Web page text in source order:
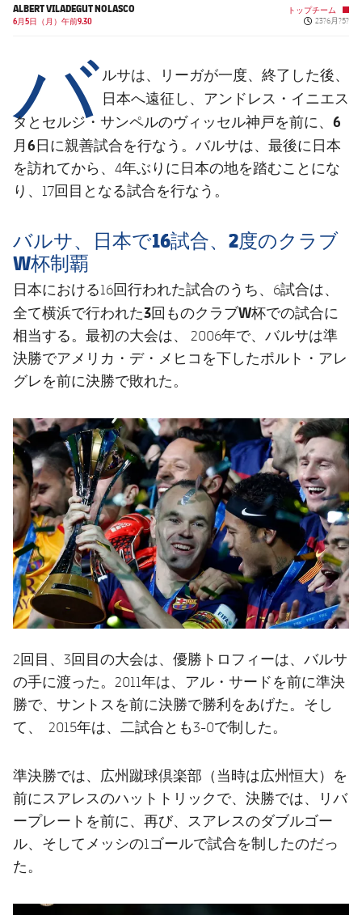
結果
順位表
スケジュール
チケット
結果
順位表
トップチーム
plusicon
label.aria.plus
スケジュール
チケット
結果
順位表
ALBERT VILADEGUT NOLASCO
6月5日（月）午前9.30
トップチーム
Published
23?6月?5?
バ ルサは、リーガが一度、終了した後、
日本へ遠征し、 アンドレス・イニエス
タ とセルジ・サンペルのヴィッセル神戸を前に、 6
月6日に親善試合を行なう。バルサは、最後に日本
を訪れてから、4年ぶりに日本の地を踏むことにな
り、17回目となる試合を行なう。
バルサ、日本で16試合、2度のクラブ
W杯制覇
日本における16回行われた試合のうち、6試合は、
全て横浜で行われた3回ものクラブW杯での試合に
相当する。最初の大会は、 2006年で、バルサは準
決勝でアメリカ・デ・メヒコを下したポルト・アレ
グレを前に決勝で敗れた。
2回目、3回目の大会は、優勝トロフィーは、バルサ
の手に渡った。2011年は、アル・サードを前に準決
勝で、サントスを前に決勝で勝利をあげた。そし
て、 2015年は、二試合とも3-0で制した。
準決勝では、広州蹴球倶楽部（当時は広州恒大）を
前にスアレスのハットトリックで、決勝では、リバ
ープレートを前に、再び、スアレスのダブルゴー
ル、そしてメッシの1ゴールで試合を制したのだっ
た。